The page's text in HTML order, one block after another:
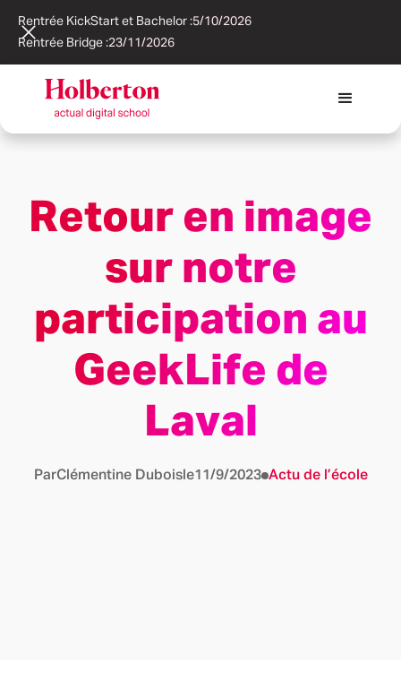
Rentrée KickStart et Bachelor :5/10/2026
Rentrée Bridge :23/11/2026
Retour en image
sur notre
participation au
GeekLife de
Laval
ParClémentine Duboisle11/9/2023 Actu de l’école